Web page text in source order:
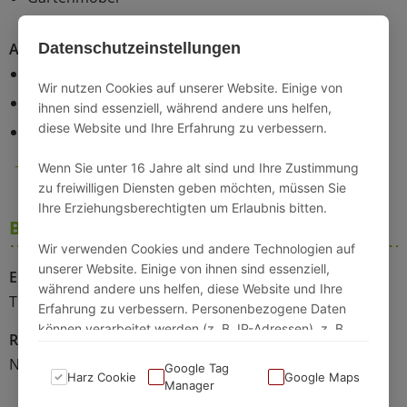
Datenschutzeinstellungen
Wir nutzen Cookies auf unserer Website. Einige von
ihnen sind essenziell, während andere uns helfen,
diese Website und Ihre Erfahrung zu verbessern.
Wenn Sie unter 16 Jahre alt sind und Ihre Zustimmung
zu freiwilligen Diensten geben möchten, müssen Sie
Ihre Erziehungsberechtigten um Erlaubnis bitten.
Wir verwenden Cookies und andere Technologien auf
unserer Website. Einige von ihnen sind essenziell,
während andere uns helfen, diese Website und Ihre
Erfahrung zu verbessern. Personenbezogene Daten
können verarbeitet werden (z. B. IP-Adressen), z. B.
Anzeigen- und Inhaltsmessung.
Harz Cookie
Google Tag
Manager
Google Maps
Allgemein
Feuermelder
Hunde erlaubt
+ mehr Anzeigen (8)
Beschaffenheit
Erreichbarkeit
Treppe
Barrierefrei
Nein
Rollstuhlgerecht
Nein